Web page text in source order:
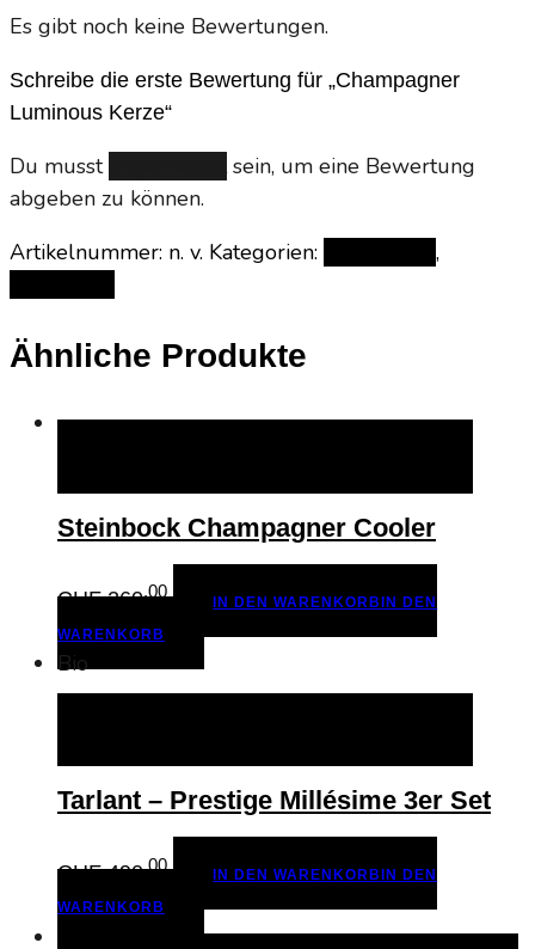
Es gibt noch keine Bewertungen.
Schreibe die erste Bewertung für „Champagner
Luminous Kerze“
Du musst
sein, um eine Bewertung
abgeben zu können.
Artikelnummer: n. v. Kategorien:
,
Ähnliche Produkte
Steinbock Champagner Cooler
CHF260.00 IN DEN WARENKORBIN DEN
WARENKORB
Bio
Tarlant – Prestige Millésime 3er Set
CHF490.00 IN DEN WARENKORBIN DEN
WARENKORB